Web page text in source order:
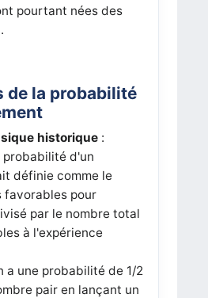
pourtant nées des
de la probabilité
historique:
probabilité d'un
définie comme le
favorables pour
par le nombre total
à l'expérience
a une probabilité de 1/2
pair en lançant un